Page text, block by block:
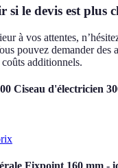
si le devis est plus
à vos attentes,
pouvez demander des
additionnels.
Ciseau d'électricien